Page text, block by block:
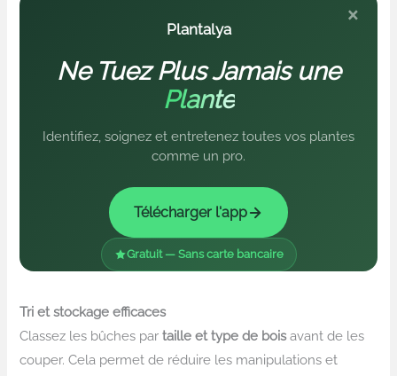
×
Plantalya
Ne Tuez Plus Jamais une
Plante
Identifiez, soignez et entretenez toutes vos plantes
comme un pro.
Télécharger l'app
Gratuit — Sans carte bancaire
Tri et stockage efficaces
Classez les bûches partaille et type de boisavant de les
couper. Cela permet de réduire les manipulations et